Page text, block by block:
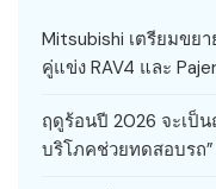
Mitsubishi เตรียมขย
คู่แข่ง RAV4 และ
ฤดูร้อนปี 2026 จะเป็
บริโภคช่วยทดสอบรถ